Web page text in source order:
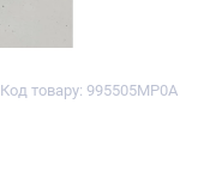
Код товару: 995505MP0A